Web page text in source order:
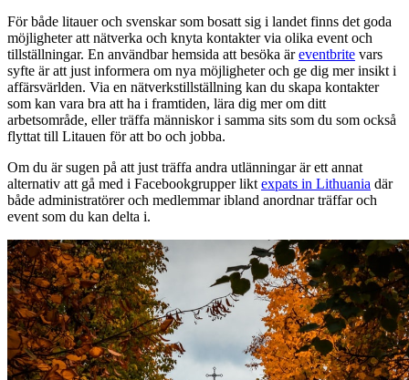
För både litauer och svenskar som bosatt sig i landet finns det goda
möjligheter att nätverka och knyta kontakter via olika event och
tillställningar. En användbar hemsida att besöka äreventbrite vars
syfte är att just informera om nya möjligheter och ge dig mer insikt i
affärsvärlden. Via en nätverkstillställning kan du skapa kontakter
som kan vara bra att ha i framtiden, lära dig mer om ditt
arbetsområde, eller träffa människor i samma sits som du som också
flyttat till Litauen för att bo och jobba.
Om du är sugen på att just träffa andra utlänningar är ett annat
alternativ att gå med i Facebookgrupper likt expats in Lithuania där
både administratörer och medlemmar ibland anordnar träffar och
event som du kan delta i.